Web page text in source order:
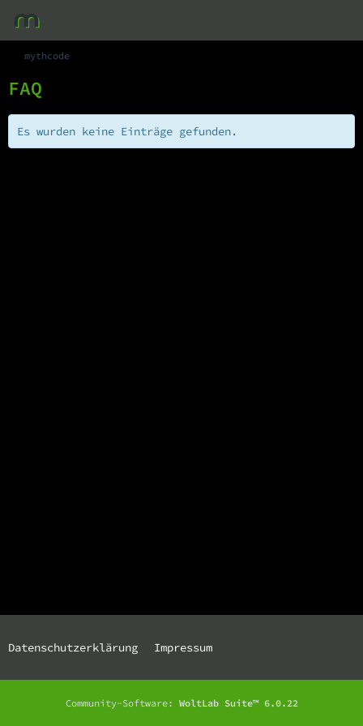
mythcode
FAQ
Es wurden keine Einträge gefunden.
Datenschutzerklärung Impressum
Community-Software: WoltLab Suite™ 6.0.22